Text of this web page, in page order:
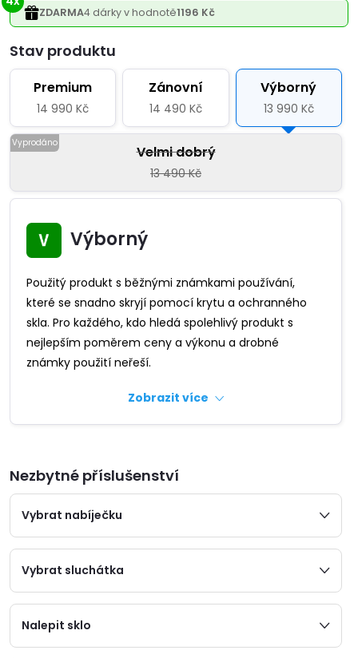
ZDARMA4 dárky v hodnotě1196 Kč
Premium
14 990 Kč
Zánovní
14 490 Kč
Výborný
13 990 Kč
Velmi dobrý
13 490 Kč
Výborný
Použitý produkt s běžnými známkami používání,
které se snadno skryjí pomocí krytu a ochranného
skla. Pro každého, kdo hledá spolehlivý produkt s
nejlepším poměrem ceny a výkonu a drobné
známky použití neřeší.
Zobrazit více
Nezbytné příslušenství
Vybrat nabíječku
Vybrat sluchátka
Nalepit sklo